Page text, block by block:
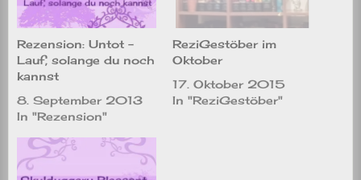
Rezension: Untot –
Lauf, solange du noch
kannst
8. September 2013
In "Rezension"
ReziGestöber im
Oktober
17. Oktober 2015
In "ReziGestöber"